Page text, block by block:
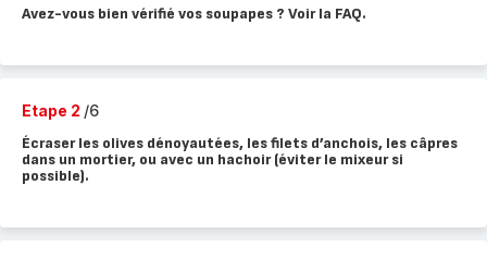
Avez-vous bien vérifié vos soupapes ? Voir la FAQ.
Etape 2 /6
Écraser les olives dénoyautées, les filets d’anchois, les câpres
dans un mortier, ou avec un hachoir (éviter le mixeur si
possible).